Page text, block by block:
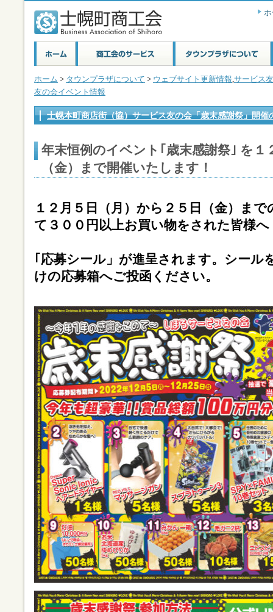
ホーム > タウンプラザについて > ウェブサイト更新情報,サービス
友の会イベント情報
士幌本町商店街（協）サービス友の会「歳末感謝祭」開催
年末恒例のイベント｢歳末感謝祭｣ を１
（金）まで開催いたします！
１２月５日（月）から２５日（金）ま
て３００円以上お買い物をされた皆様へ
｢応募シール」が進呈されます。シール
けの応募箱へご投函ください。